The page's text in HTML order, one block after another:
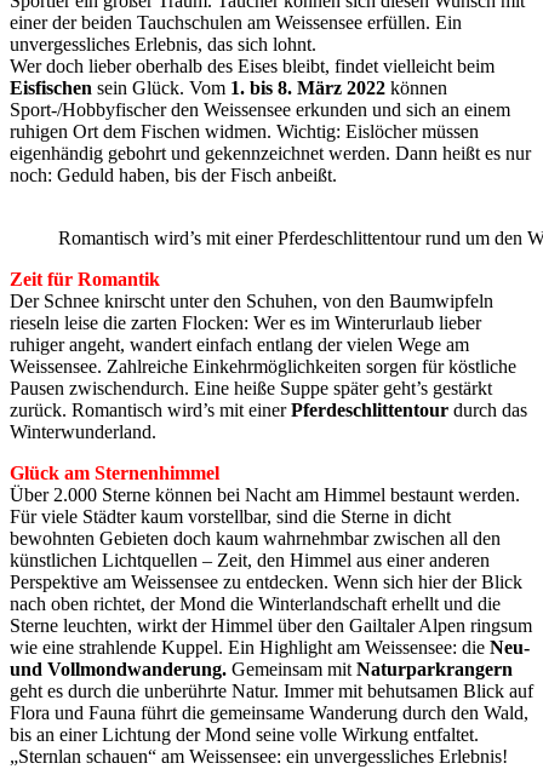
einer der beiden Tauchschulen am Weissensee erfüllen. Ein
unvergessliches Erlebnis, das sich lohnt.
Wer doch lieber oberhalb des Eises bleibt, findet vielleicht beim
Eisfischen sein Glück. Vom 1. bis 8. März 2022 können
Sport-/Hobbyfischer den Weissensee erkunden und sich an einem
ruhigen Ort dem Fischen widmen. Wichtig: Eislöcher müssen
eigenhändig gebohrt und gekennzeichnet werden. Dann heißt es nur
noch: Geduld haben, bis der Fisch anbeißt.
Romantisch wird’s mit einer Pferdeschlittentour rund um den
Zeit für Romantik
Der Schnee knirscht unter den Schuhen, von den Baumwipfeln
rieseln leise die zarten Flocken: Wer es im Winterurlaub lieber
ruhiger angeht, wandert einfach entlang der vielen Wege am
Weissensee. Zahlreiche Einkehrmöglichkeiten sorgen für köstliche
Pausen zwischendurch. Eine heiße Suppe später geht’s gestärkt
zurück. Romantisch wird’s mit einerPferdeschlittentour durch das
Winterwunderland.
Glück am Sternenhimmel
Über 2.000 Sterne können bei Nacht am Himmel bestaunt werden.
Für viele Städter kaum vorstellbar, sind die Sterne in dicht
bewohnten Gebieten doch kaum wahrnehmbar zwischen all den
künstlichen Lichtquellen – Zeit, den Himmel aus einer anderen
Perspektive am Weissensee zu entdecken. Wenn sich hier der Blick
nach oben richtet, der Mond die Winterlandschaft erhellt und die
Sterne leuchten, wirkt der Himmel über den Gailtaler Alpen ringsum
wie eine strahlende Kuppel. Ein Highlight am Weissensee: die Neu-
und Vollmondwanderung. Gemeinsam mitNaturparkrangern
geht es durch die unberührte Natur. Immer mit behutsamen Blick auf
Flora und Fauna führt die gemeinsame Wanderung durch den Wald,
bis an einer Lichtung der Mond seine volle Wirkung entfaltet.
„Sternlan schauen“ am Weissensee: ein unvergessliches Erlebnis!